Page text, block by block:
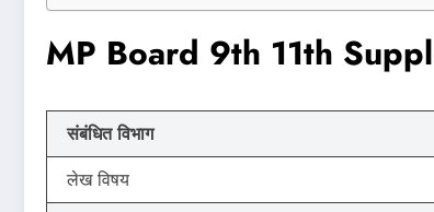
MP Board 9th 11th
संबंधित विभाग
लेख विषय